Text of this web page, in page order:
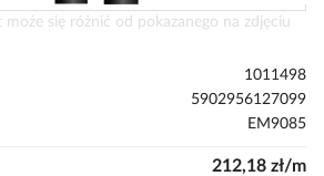
może się różnić od pokazanego na zdjęciu
1011498
5902956127099
EM9085
212,18 zł/m